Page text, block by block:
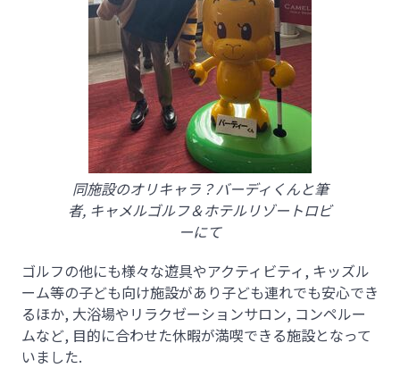
同施設のオリキャラ？バーディくんと筆
者, キャメルゴルフ＆ホテルリゾートロビ
ーにて
ゴルフの他にも様々な遊具やアクティビティ, キッズル
ーム等の子ども向け施設があり子ども連れでも安心でき
るほか, 大浴場やリラクゼーションサロン, コンペルー
ムなど, 目的に合わせた休暇が満喫できる施設となって
いました.